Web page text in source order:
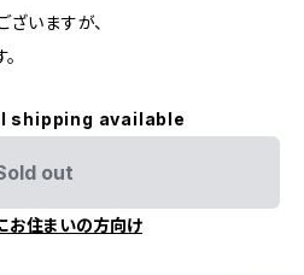
いますが、
shipping available
out
お住まいの方向け